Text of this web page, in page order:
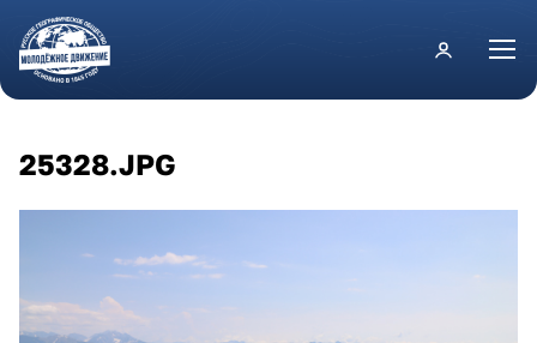
Перейти к основному содержанию
25328.JPG